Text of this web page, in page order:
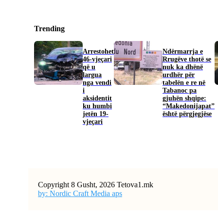
Trending
Arrestohet
46-vjeçari
që u
largua
nga vendi
i
aksidentit
ku humbi
jetën 19-
vjeçari
Ndërmarrja e
Rrugëve thotë se
nuk ka dhënë
urdhër për
tabelën e re në
Tabanoc pa
gjuhën shqipe:
“Makedonijapat”
është përgjegjëse
Copyright 8 Gusht, 2026 Tetova1.mk
by: Nordic Craft Media aps